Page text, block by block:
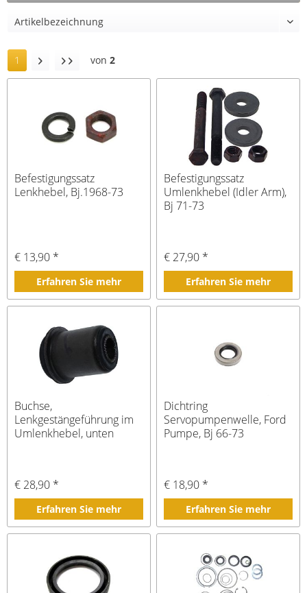
1 von 2
Befestigungssatz
Lenkhebel, Bj.1968-73
€ 13,90 *
Erfahren Sie mehr
Befestigungssatz
Umlenkhebel (Idler Arm),
Bj 71-73
€ 27,90 *
Erfahren Sie mehr
Buchse,
Lenkgestängeführung im
Umlenkhebel, unten
€ 28,90 *
Erfahren Sie mehr
Dichtring
Servopumpenwelle, Ford
Pumpe, Bj 66-73
€ 18,90 *
Erfahren Sie mehr